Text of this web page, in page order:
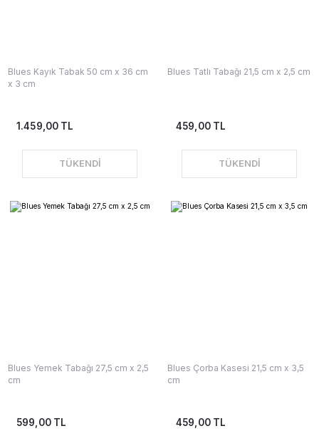
Blues Kayık Tabak 50 cm x 36 cm
x 3 cm
1.459,00 TL
TÜKENDİ
Blues Tatlı Tabağı 21,5 cm x 2,5 cm
459,00 TL
TÜKENDİ
Blues Yemek Tabağı 27,5 cm x 2,5
cm
599,00 TL
Blues Çorba Kasesi 21,5 cm x 3,5
cm
459,00 TL